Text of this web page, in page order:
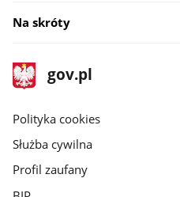
Na skróty
stopka
gov.pl
Strona
gov.pl
gov.pl
Polityka cookies
Służba cywilna
Profil zaufany